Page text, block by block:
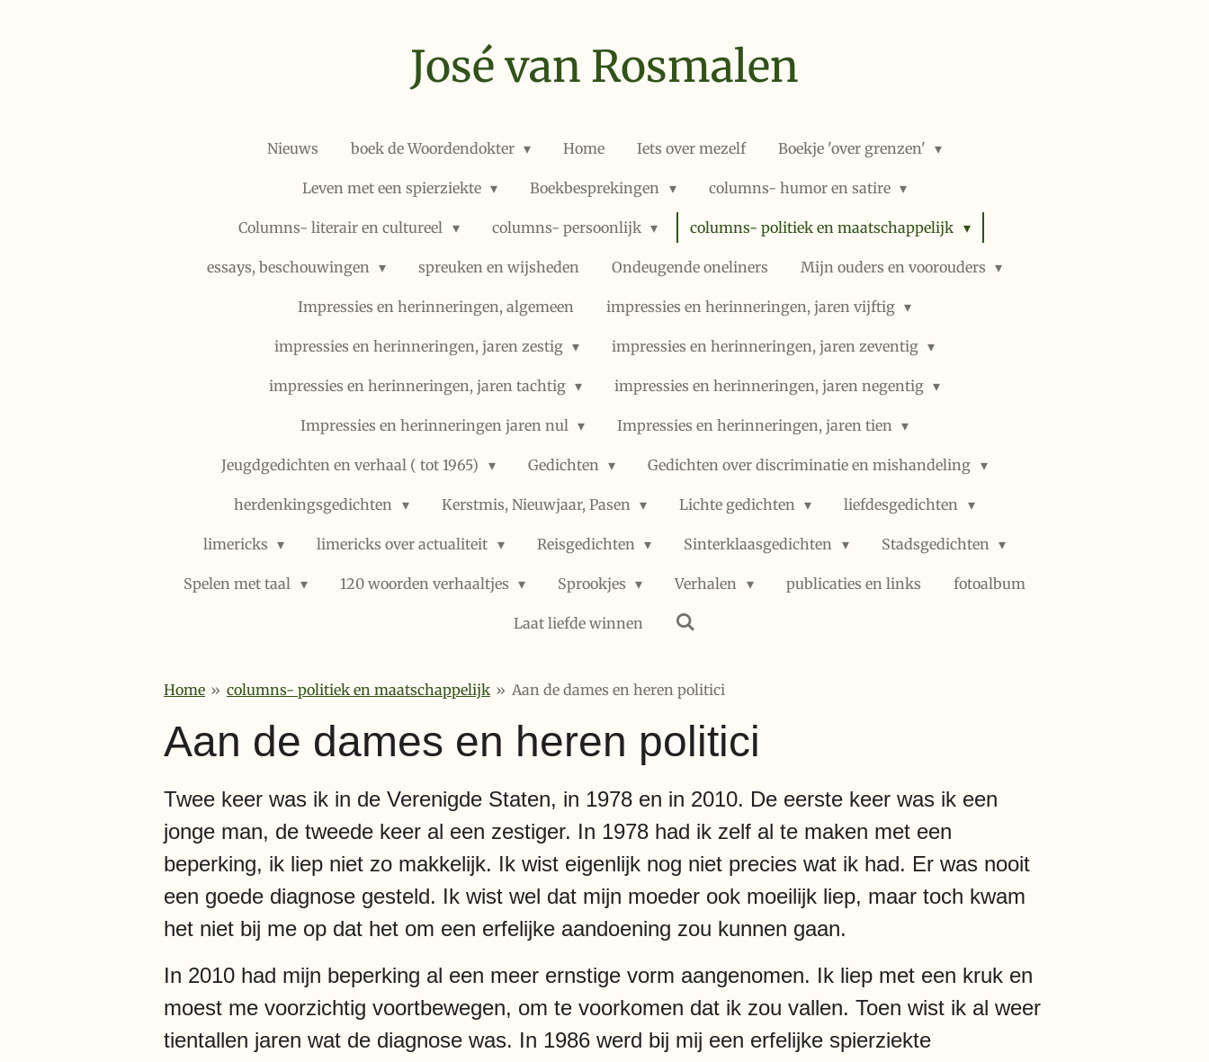
José van Rosmalen
Nieuws boek de Woordendokter Home Iets over mezelf Boekje 'over grenzen'
Leven met een spierziekte Boekbesprekingen columns- humor en satire
Columns- literair en cultureel columns- persoonlijk columns- politiek en maatschappelijk
essays, beschouwingen spreuken en wijsheden Ondeugende oneliners Mijn ouders en voorouders
Impressies en herinneringen, algemeen impressies en herinneringen, jaren vijftig
impressies en herinneringen, jaren zestig impressies en herinneringen, jaren zeventig
impressies en herinneringen, jaren tachtig impressies en herinneringen, jaren negentig
Impressies en herinneringen jaren nul Impressies en herinneringen, jaren tien
Jeugdgedichten en verhaal ( tot 1965) Gedichten Gedichten over discriminatie en mishandeling
herdenkingsgedichten Kerstmis, Nieuwjaar, Pasen Lichte gedichten liefdesgedichten
limericks limericks over actualiteit Reisgedichten Sinterklaasgedichten Stadsgedichten
Spelen met taal 120 woorden verhaaltjes Sprookjes Verhalen publicaties en links fotoalbum
Laat liefde winnen
Home » columns- politiek en maatschappelijk » Aan de dames en heren politici
Aan de dames en heren politici
Twee keer was ik in de Verenigde Staten, in 1978 en in 2010. De eerste keer was ik een
jonge man, de tweede keer al een zestiger. In 1978 had ik zelf al te maken met een
beperking, ik liep niet zo makkelijk. Ik wist eigenlijk nog niet precies wat ik had. Er was nooit
een goede diagnose gesteld. Ik wist wel dat mijn moeder ook moeilijk liep, maar toch kwam
het niet bij me op dat het om een erfelijke aandoening zou kunnen gaan.
In 2010 had mijn beperking al een meer ernstige vorm aangenomen. Ik liep met een kruk en
moest me voorzichtig voortbewegen, om te voorkomen dat ik zou vallen. Toen wist ik al weer
tientallen jaren wat de diagnose was. In 1986 werd bij mij een erfelijke spierziekte